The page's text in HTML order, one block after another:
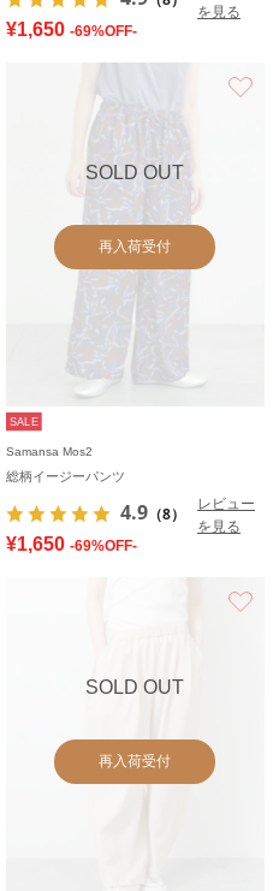
を見る
¥1,650 -69%OFF-
SOLD OUT
再入荷受付
SALE
Samansa Mos2
総柄イージーパンツ
4.9 （8）
レビュー
を見る
¥1,650 -69%OFF-
SOLD OUT
再入荷受付